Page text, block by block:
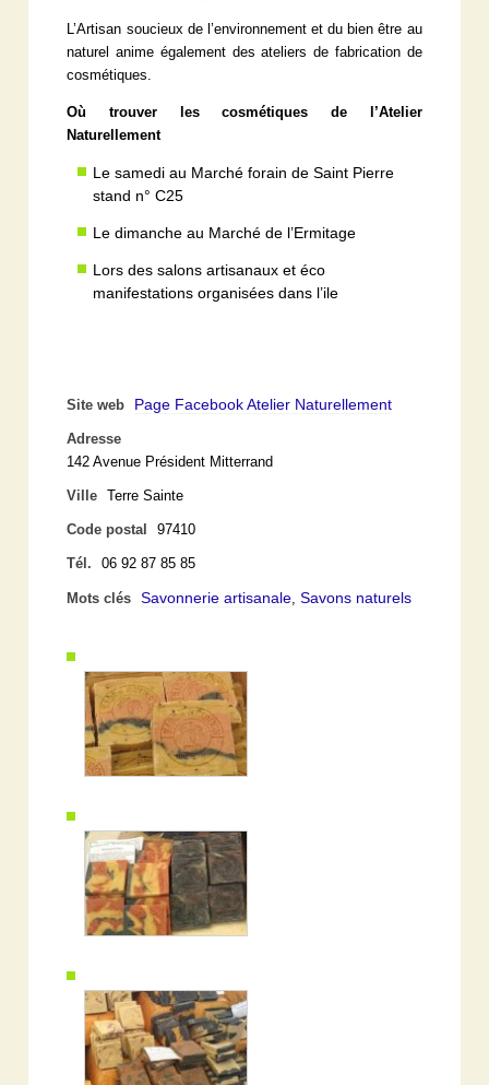
L’Artisan soucieux de l’environnement et du bien être au
naturel anime également des ateliers de fabrication de
cosmétiques.
Où trouver les cosmétiques de l’Atelier
Naturellement
Le samedi au Marché forain de Saint Pierre
stand n° C25
Le dimanche au Marché de l’Ermitage
Lors des salons artisanaux et éco
manifestations organisées dans l’ile
Site web Page Facebook Atelier Naturellement
Adresse
142 Avenue Président Mitterrand
Ville Terre Sainte
Code postal 97410
Tél. 06 92 87 85 85
Mots clés Savonnerie artisanale ,Savons naturels